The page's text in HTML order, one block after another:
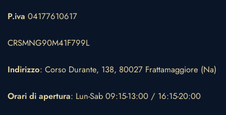
P.iva04177610617
CRSMNG90M41F799L
Indirizzo: Corso Durante, 138, 80027 Frattamaggiore (Na)
Orari di apertura: Lun-Sab 09:15-13:00 / 16:15-20:00